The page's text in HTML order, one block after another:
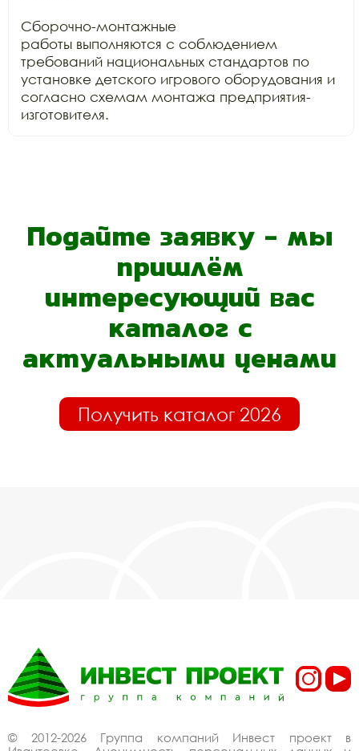
Сборочно-монтажные
работы выполняются с соблюдением
требований национальных стандартов по
установке детского игрового оборудования и
согласно схемам монтажа предприятия-
изготовителя.
Подайте заявку - мы
пришлём
интересующий вас
каталог с
актуальными ценами
Получить каталог 2026
© 2012-2026 Группа компаний Инвест проект в